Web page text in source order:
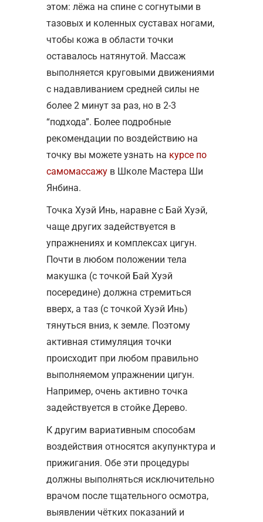
этом: лёжа на спине с согнутыми в
тазовых и коленных суставах ногами,
чтобы кожа в области точки
оставалось натянутой. Массаж
выполняется круговыми движениями
с надавливанием средней силы не
более 2 минут за раз, но в 2-3
“подхода”. Более подробные
рекомендации по воздействию на
точку вы можете узнать на курсе по
самомассажу в Школе Мастера Ши
Янбина.
Точка Хуэй Инь, наравне с Бай Хуэй,
чаще других задействуется в
упражнениях и комплексах цигун.
Почти в любом положении тела
макушка (с точкой Бай Хуэй
посередине) должна стремиться
вверх, а таз (с точкой Хуэй Инь)
тянуться вниз, к земле. Поэтому
активная стимуляция точки
происходит при любом правильно
выполняемом упражнении цигун.
Например, очень активно точка
задействуется в стойке Дерево.
К другим вариативным способам
воздействия относятся акупунктура и
прижигания. Обе эти процедуры
должны выполняться исключительно
врачом после тщательного осмотра,
выявлении чётких показаний и